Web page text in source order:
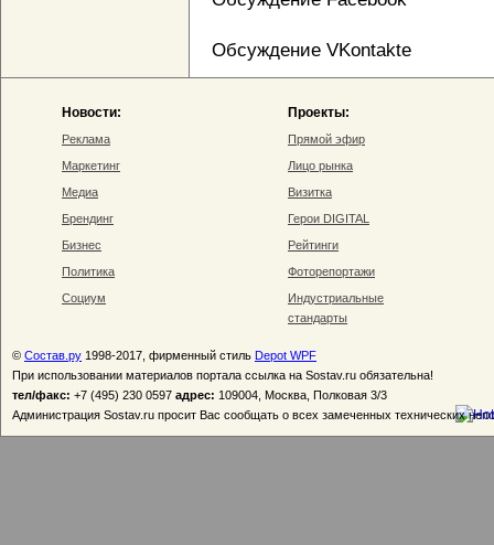
Обсуждение VKontakte
Новости:
Реклама
Маркетинг
Медиа
Брендинг
Бизнес
Политика
Социум
Проекты:
Прямой эфир
Лицо рынка
Визитка
Герои DIGITAL
Рейтинги
Фоторепортажи
Индустриальные
стандарты
© Состав.ру 1998-2017, фирменный стиль Depot WPF
При использовании материалов портала ссылка на Sostav.ru обязательна!
тел/факс: +7 (495) 230 0597 адрес: 109004, Москва, Полковая 3/3
Администрация Sostav.ru просит Вас сообщать о всех замеченных технических